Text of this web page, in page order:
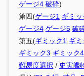
ゲージ4 破砕)
第四(ゲージ1 ギミッ
ゲージ4 ゲージ5 破
第五(ギミック1 ギ
ギミック3 ギミック4
難易度選択 / 史実艦